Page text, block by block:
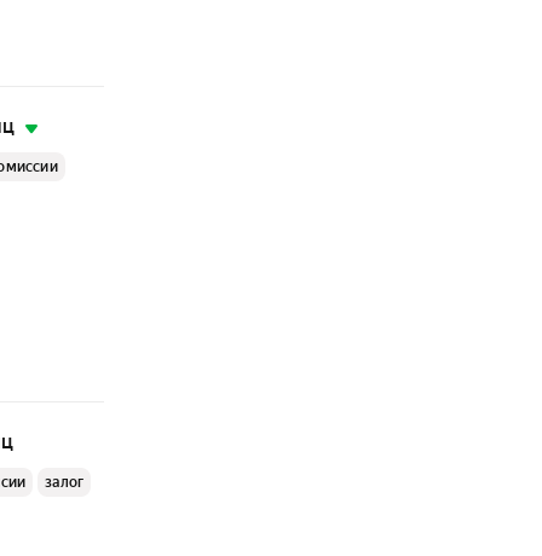
залог